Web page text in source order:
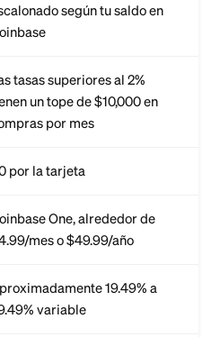
según tu saldo en
tasas superiores al 2%
un tope de $10,000 en
por mes
por la tarjeta
One, alrededor de
mes o $49.99/año
19.49% a
variable